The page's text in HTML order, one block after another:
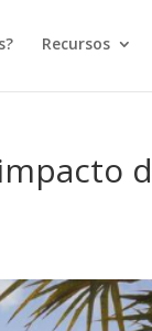
Recursos